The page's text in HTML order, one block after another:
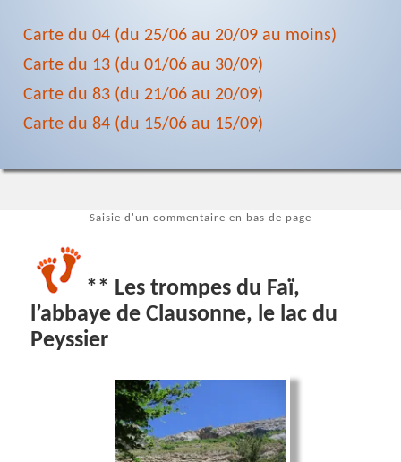
Carte du 04 (du 25/06 au 20/09 au moins)
Carte du 13 (du 01/06 au 30/09)
Carte du 83 (du 21/06 au 20/09)
Carte du 84 (du 15/06 au 15/09)
--- Saisie d'un commentaire en bas de page ---
** Les trompes du Faï,
l’abbaye de Clausonne, le lac du
Peyssier